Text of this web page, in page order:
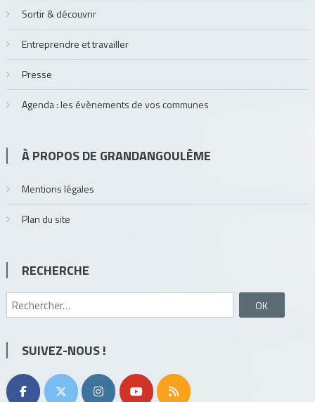
Sortir & découvrir
Entreprendre et travailler
Presse
Agenda : les évènements de vos communes
À PROPOS DE GRANDANGOULÊME
Mentions légales
Plan du site
RECHERCHE
Rechercher :
SUIVEZ-NOUS !